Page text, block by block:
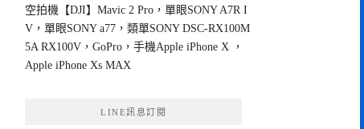
空拍機【DJI】Mavic 2 Pro，單眼SONY A7R I
V，單眼SONY a77，類單SONY DSC-RX100M
5A RX100V，GoPro，手機Apple iPhone X ，
Apple iPhone Xs MAX
LINE訊息訂閱